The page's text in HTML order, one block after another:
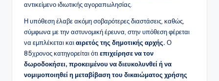
αντικείμενο ιδιωτικής αγοραπωλησίας.
Η υπόθεση έλαβε ακόμη σοβαρότερες διαστάσεις, καθώς,
σύμφωνα με την αστυνομική έρευνα, στην υπόθεση φέρεται
να εμπλέκεται καιαιρετός της δημοτικής αρχής. Ο
85χρονος κατηγορείται ότιεπιχείρησε να τον
δωροδοκήσει, προκειμένου να διευκολυνθεί ή να
νομιμοποιηθεί η μεταβίβαση του δικαιώματος χρήσης